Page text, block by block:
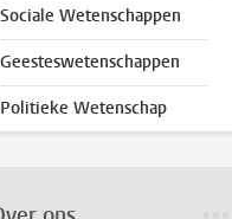
Sociale Wetenschappen
Geesteswetenschappen
Politieke Wetenschap